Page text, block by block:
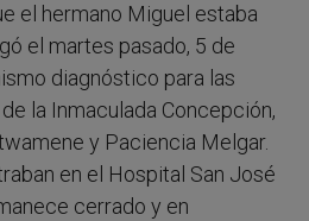
el hermano Miguel estaba
el martes pasado, 5 de
diagnóstico para las
la Inmaculada Concepción,
y Paciencia Melgar.
en el Hospital San José
cerrado y en